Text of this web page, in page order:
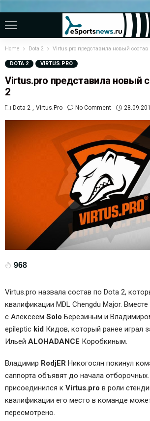
Home Dota 2 Virtus.pro представила новый состав
DOTA 2 VIRTUS.PRO
Virtus.pro представила новый
2
Dota 2 Virtus.pro No Comment
968
Virtus.pro назвала состав по Dota 2,
квалификации MDL Chengdu Major. Вместе
с Алексеем Solo Березиным и
epileptic kid Кидов, который ранее играл
Ильей ALOHADANCE Коробкиным.
Владимир RodjER Никогосян покинул
саппорта объявят до начала отборочных.
присоединился к Virtus.pro в роли
квалификации его место в команде
пересмотрено.